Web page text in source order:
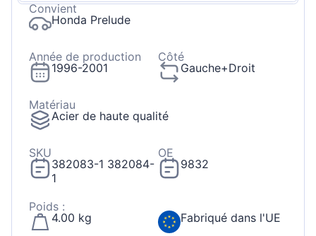
Convient
Honda Prelude
Année de production
1996-2001
Côté
Gauche+Droit
Matériau
Acier de haute qualité
SKU
382083-1 382084-
1
OE
9832
Poids :
4.00 kg
Fabriqué dans l'UE